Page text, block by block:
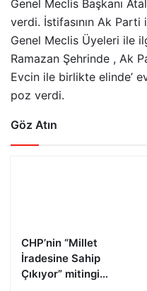
Genel Meclis Başkanı
verdi. İstifasının Ak
Genel Meclis Üyeleri ile
Ramazan Şehrinde , Ak
Evcin ile birlikte elinde’
poz verdi.
Göz Atın
CHP’nin “Millet
İradesine Sahip
Çıkıyor” mitingi